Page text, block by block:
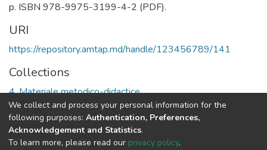
p. ISBN 978-9975-3199-4-2 (PDF).
URI
https://repository.amtap.md/handle/123456789/141
Collections
4. Materiale metodico-didactice
Full item page
We collect and process your personal information for the
following purposes: Authentication, Preferences,
Acknowledgement and Statistics.
To learn more, please read our privacy policy.